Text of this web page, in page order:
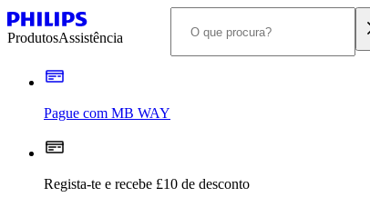
ProdutosAssistência
Pague com MB WAY
Regista-te e recebe £10 de desconto